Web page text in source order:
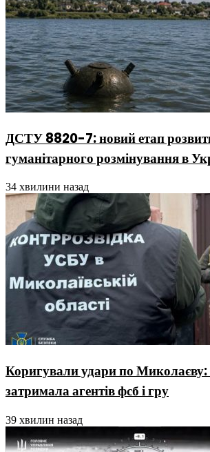
ДСТУ 8820-7: новий етап
гуманітарного розмінування в
34 хвилини назад
Коригували удари по
затримала агентів фсб і гру
39 хвилин назад